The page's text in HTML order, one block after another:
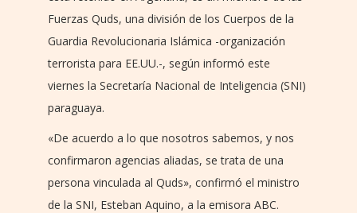
Fuerzas Quds, una división de los Cuerpos de la
Guardia Revolucionaria Islámica -organización
terrorista para EE.UU.-, según informó este
viernes la Secretaría Nacional de Inteligencia (SNI)
paraguaya.
«De acuerdo a lo que nosotros sabemos, y nos
confirmaron agencias aliadas, se trata de una
persona vinculada al Quds», confirmó el ministro
de la SNI, Esteban Aquino, a la emisora ABC.